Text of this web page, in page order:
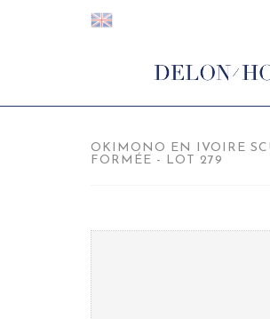
OKIMONO EN IVOIRE
FORMÉE - LOT 279